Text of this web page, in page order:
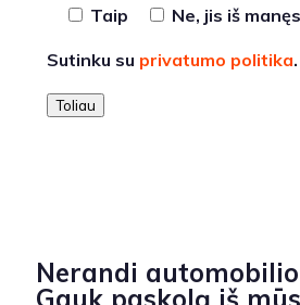
Taip
Ne, jis iš
Sutinku su privatumo politika.
Toliau
Nerandi
Gauk paskolą iš